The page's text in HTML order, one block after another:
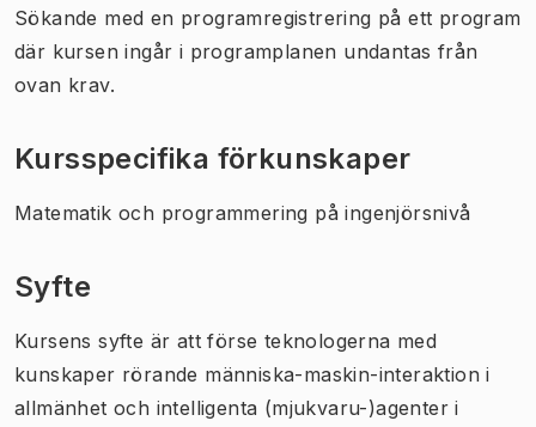
Sökande med en programregistrering på ett program
där kursen ingår i programplanen undantas från
ovan krav.
Kursspecifika förkunskaper
Matematik och programmering på ingenjörsnivå
Syfte
Kursens syfte är att förse teknologerna med
kunskaper rörande människa-maskin-interaktion i
allmänhet och intelligenta (mjukvaru-)agenter i